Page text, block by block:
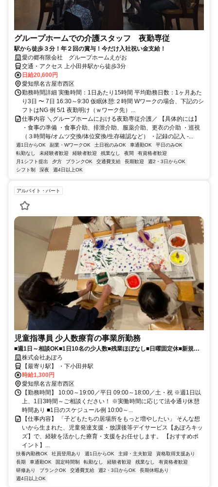
グループホームでの介護スタッフ 夜勤専従
駅から徒歩３分！年２回の賞与！今だけ入社祝い金支給！
愛の郷有限会社 グループホームえがお
交通・アクセス 上小田井駅から徒歩3分
日給20,600円
愛知県名古屋市西区
勤務時間詳細 実働時間：1日あたり15時間 平均勤務日数：1ヶ月あた
り3日 〜 7日 16:30～9:30 仮眠休憩:２時間 Wワークの場合、下記のシ
フトはNG 例 5/1 夜勤明け（ｗワーク先）...
仕事内容 ＼グループホームにおける夜勤専従介護／ 【具体的には】
・食事の準備 ・食事介助、排泄介助、服薬介助、更衣の介助 ・巡視
（３時間毎/オムツ交換/体位変換/生存確認など） ・記録の記入 -...
週1日からOK 副業・WワークOK 土日祝のみOK 車通勤OK
平日のみOK
転勤なし
未経験者歓迎 経験者歓迎 残業なし 夜間
有資格者歓迎
月1シフト提出
夕方 ブランクOK 交通費支給 長期歓迎
週2・3日からOK
シフト制
深夜 週4日以上OK
アルバイト・パート
児童指導員 少人数療育の事業所勤務
■週1日～相談OK■1日10名の少人数■残業ほぼなし■日曜固定休■新規事
業所オープン予定
株式会社あぽろ
【最寄り駅】 ・下小田井駅
時給1,300円
愛知県名古屋市西区
【勤務時間】 10:00～19:00／平日 09:00～18:00／土・祝 ※週1日以
上、1日3時間～ご相談ください！ ※実働時間に応じて法令通り休憩
時間あり ■1日のスケジュール例 10:00～...
【仕事内容】 「子どもたちの居場所をもっと増やしたい」 そんな想
いから生まれた、児童発達支援・放課後等デイサービス【あぽろキッ
ズ】で、経験を活かした療育・支援をお任せします。 【おすすめポ
イント】...
扶養内勤務OK 社員登用あり 週1日からOK 主婦・主夫歓迎
資格取得支援あり
長期
車通勤OK 固定時間制 転勤なし 経験者歓迎 残業なし
有資格者歓迎
研修あり
ブランクOK 交通費支給 週2・3日からOK
長期休暇あり
週4日以上OK